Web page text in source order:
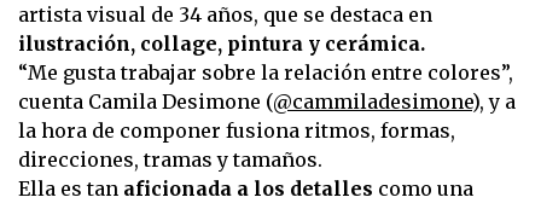
artista visual de 34 años, que se destaca en
ilustración, collage, pintura y cerámica.
“Me gusta trabajar sobre la relación entre colores”,
cuenta Camila Desimone (@cammiladesimone), y a
la hora de componer fusiona ritmos, formas,
direcciones, tramas y tamaños.
Ella es tan aficionada a los detalles como una